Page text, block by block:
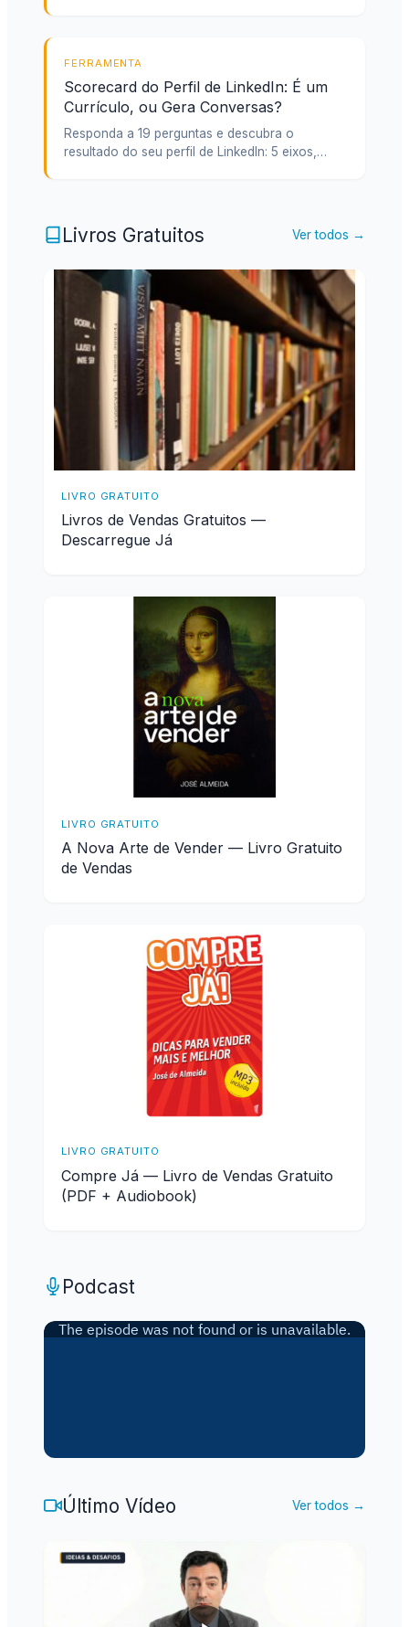
FERRAMENTA
Scorecard do Perfil de LinkedIn: É um
Currículo, ou Gera Conversas?
Responda a 19 perguntas e descubra o
resultado do seu perfil de LinkedIn: 5 eixos,…
Livros Gratuitos Ver todos →
LIVRO GRATUITO
Livros de Vendas Gratuitos —
Descarregue Já
LIVRO GRATUITO
A Nova Arte de Vender — Livro Gratuito
de Vendas
LIVRO GRATUITO
Compre Já — Livro de Vendas Gratuito
(PDF + Audiobook)
Podcast
Último Vídeo Ver todos →